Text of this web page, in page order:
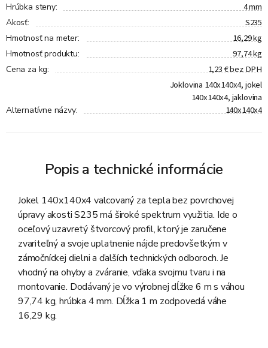
Hrúbka steny: 4 mm
Akosť: S235
Hmotnosť na meter: 16,29 kg
Hmotnosť produktu: 97,74 kg
Cena za kg: 1,23 € bez DPH
Alternatívne názvy:
Joklovina 140x140x4, jokel
140x140x4, jaklovina
140x140x4
Popis a technické informácie
Jokel 140x140x4 valcovaný za tepla bez povrchovej
úpravy akosti S235 má široké spektrum využitia. Ide o
oceľový uzavretý štvorcový profil, ktorý je zaručene
zvariteľný a svoje uplatnenie nájde predovšetkým v
zámočníckej dielni a ďalších technických odboroch. Je
vhodný na ohyby a zváranie, vďaka svojmu tvaru i na
montovanie. Dodávaný je vo výrobnej dĺžke 6 m s váhou
97,74 kg, hrúbka 4 mm. Dĺžka 1 m zodpovedá váhe
16,29 kg.